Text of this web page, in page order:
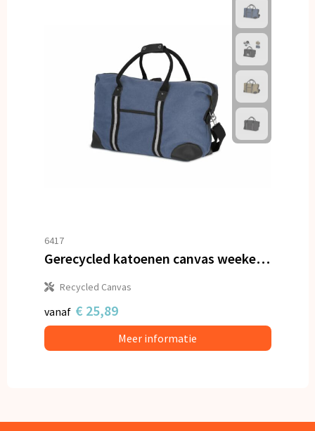
6417
Gerecycled katoenen canvas weekendtas Harper
Recycled Canvas
vanaf € 25,89
Meer informatie